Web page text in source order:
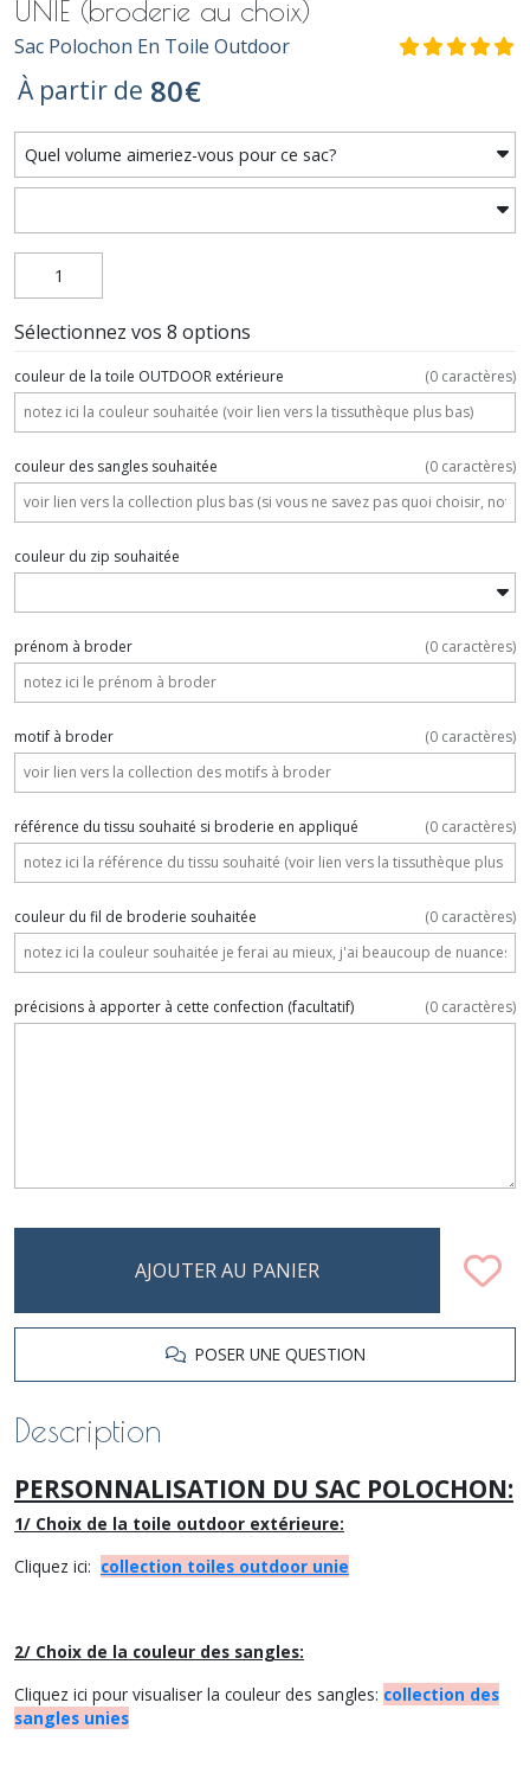
UNIE (broderie au choix)
Sac Polochon En Toile Outdoor
À partir de 80€
Sélectionnez vos 8 options
couleur de la toile OUTDOOR extérieure (0 caractères)
couleur des sangles souhaitée (0 caractères)
couleur du zip souhaitée
prénom à broder (0 caractères)
motif à broder (0 caractères)
référence du tissu souhaité si broderie en appliqué (0 caractères)
couleur du fil de broderie souhaitée (0 caractères)
précisions à apporter à cette confection (facultatif) (0 caractères)
AJOUTER AU PANIER
POSER UNE QUESTION
Description
PERSONNALISATION DU SAC POLOCHON:
1/ Choix de la toile outdoor extérieure:
Cliquez ici: collection toiles outdoor unie
2/ Choix de la couleur des sangles:
Cliquez ici pour visualiser la couleur des sangles: collection des
sangles unies